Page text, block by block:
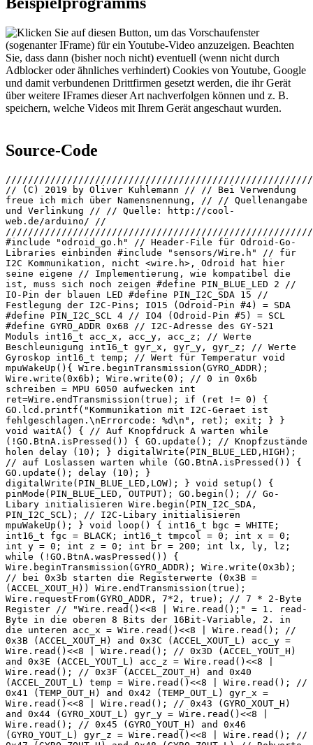
Source-Code
// (C) 2019 by Oliver Kuhlemann // // Bei Verwendung
freue ich mich über Namensnennung, // // Quellenangabe
und Verlinkung // // Quelle: http://cool-
web.de/arduino/ //
#include "odroid_go.h" // Header-File für Odroid-Go-
Libraries einbinden #include "sensors/Wire.h" // für
I2C Kommunikation, nicht <wire.h>, Odroid hat hier
seine eigene // Implementierung, wie kompatibel die
ist, muss sich noch zeigen #define PIN_BLUE_LED 2 //
IO-Pin der blauen LED #define PIN_I2C_SDA 15 //
Festlegung der I2C-Pins; IO15 (Odroid-Pin #4) = SDA
#define PIN_I2C_SCL 4 // IO4 (Odroid-Pin #5) = SCL
#define GYRO_ADDR 0x68 // I2C-Adresse des GY-521
Moduls int16_t acc_x, acc_y, acc_z; // Werte
Beschleunigung int16_t gyr_x, gyr_y, gyr_z; // Werte
Gyroskop int16_t temp; // Wert für Temperatur void
mpuWakeUp(){ Wire.beginTransmission(GYRO_ADDR);
Wire.write(0x6b); Wire.write(0); // 0 in 0x6b
schreiben = MPU 6050 aufwecken int
ret=Wire.endTransmission(true); if (ret != 0) {
GO.lcd.printf("Kommunikation mit I2C-Geraet ist
fehlgeschlagen.\nErrorcode: %d\n", ret); exit; } }
void waitA() { // Auf Knopfdruck A warten while
(!GO.BtnA.isPressed()) { GO.update(); // Knopfzustände
holen delay (10); } digitalWrite(PIN_BLUE_LED,HIGH);
// auf Loslassen warten while (GO.BtnA.isPressed()) {
GO.update(); delay (10); }
digitalWrite(PIN_BLUE_LED,LOW); } void setup() {
pinMode(PIN_BLUE_LED, OUTPUT); GO.begin(); // Go-
Libary initialisieren Wire.begin(PIN_I2C_SDA,
PIN_I2C_SCL); // I2C-Libary initialisieren
mpuWakeUp(); } void loop() { int16_t bgc = WHITE;
int16_t fgc = BLACK; int16_t tmpcol = 0; int x = 0;
int y = 0; int z = 0; int br = 200; int lx, ly, lz;
while (!GO.BtnA.wasPressed()) {
Wire.beginTransmission(GYRO_ADDR); Wire.write(0x3b);
// bei 0x3b starten die Registerwerte (0x3B =
(ACCEL_XOUT_H)) Wire.endTransmission(true);
Wire.requestFrom(GYRO_ADDR, 7*2, true); // 7 * 2-Byte
Register // "Wire.read()<<8 | Wire.read();" = 1. read-
Byte in die oberen 8 Bits der 16Bit-Variable, 2. in
die unteren acc_x = Wire.read()<<8 | Wire.read(); //
0x3B (ACCEL_XOUT_H) and 0x3C (ACCEL_XOUT_L) acc_y =
Wire.read()<<8 | Wire.read(); // 0x3D (ACCEL_YOUT_H)
and 0x3E (ACCEL_YOUT_L) acc_z = Wire.read()<<8 |
Wire.read(); // 0x3F (ACCEL_ZOUT_H) and 0x40
(ACCEL_ZOUT_L) temp = Wire.read()<<8 | Wire.read(); //
0x41 (TEMP_OUT_H) and 0x42 (TEMP_OUT_L) gyr_x =
Wire.read()<<8 | Wire.read(); // 0x43 (GYRO_XOUT_H)
and 0x44 (GYRO_XOUT_L) gyr_y = Wire.read()<<8 |
Wire.read(); // 0x45 (GYRO_YOUT_H) and 0x46
(GYRO_YOUT_L) gyr_z = Wire.read()<<8 | Wire.read(); //